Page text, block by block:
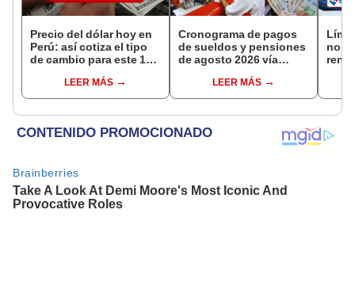
Precio del dólar hoy en
Perú: así cotiza el tipo
de cambio para este 10
LEER MÁS
Cronograma de pagos
de sueldos y pensiones
de agosto 2026 vía
conoce las fechas de
depósito
LEER MÁS
no